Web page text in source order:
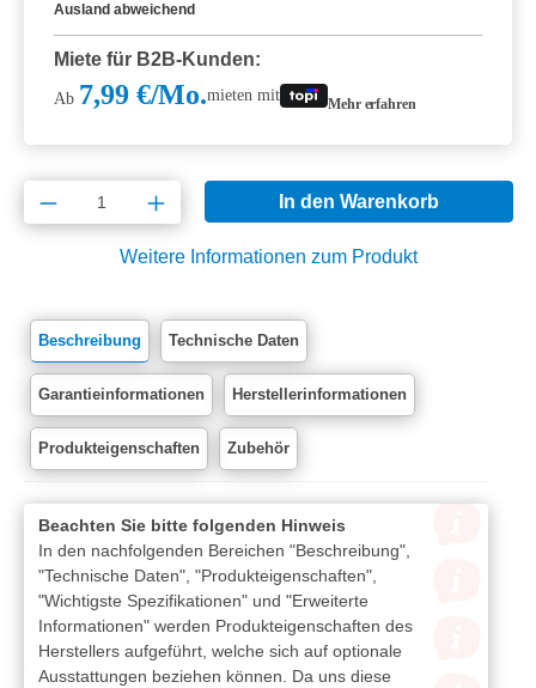
Ausland abweichend
Miete für B2B-Kunden:
Ab 7,99 €/Mo.mieten mit Mehr erfahren
Produkt Anzahl: Gib den gewünschten
In den Warenkorb
Weitere Informationen zum Produkt
Beschreibung Technische Daten
Garantieinformationen Herstellerinformationen
Produkteigenschaften Zubehör
Beachten Sie bitte folgenden Hinweis
In den nachfolgenden Bereichen "Beschreibung",
"Technische Daten", "Produkteigenschaften",
"Wichtigste Spezifikationen" und "Erweiterte
Informationen" werden Produkteigenschaften des
Herstellers aufgeführt, welche sich auf optionale
Ausstattungen beziehen können. Da uns diese